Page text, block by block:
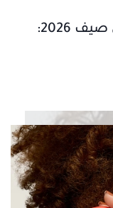
تعرفي إلى أهم 5 صيحات أزياء في صيف 2026: